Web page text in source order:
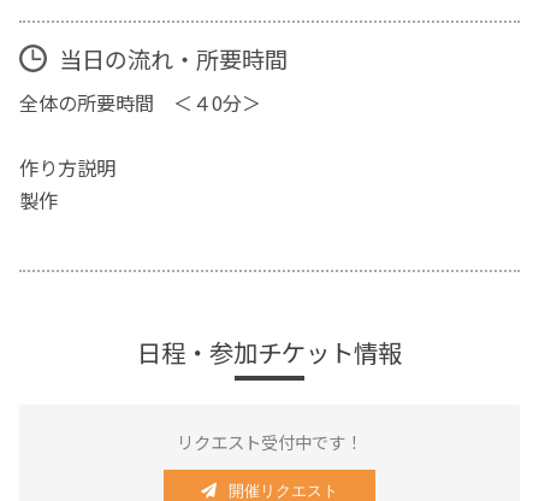
当日の流れ・所要時間
全体の所要時間 ＜４0分＞
作り方説明
製作
日程・参加チケット情報
リクエスト受付中です！
開催リクエスト